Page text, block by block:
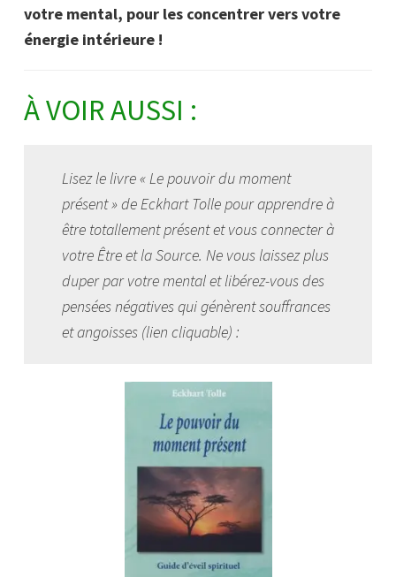
votre mental, pour les concentrer vers votre
énergie intérieure !
À VOIR AUSSI :
Lisez le livre « Le pouvoir du moment
présent » de Eckhart Tolle pour apprendre à
être totallement présent et vous connecter à
votre Être et la Source. Ne vous laissez plus
duper par votre mental et libérez-vous des
pensées négatives qui génèrent souffrances
et angoisses (lien cliquable) :